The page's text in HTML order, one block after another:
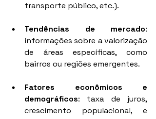
transporte público, etc.).
Tendências de mercado:
informações sobre a valorização
de áreas específicas, como
bairros ou regiões emergentes.
Fatores econômicos e
demográficos: taxa de juros,
crescimento populacional, e